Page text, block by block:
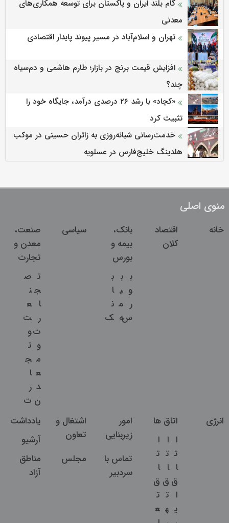
گام بلند ایران و پاکستان برای توسعه همکاری‌های
معدنی
تهران و اسلام‌آباد در مسیر پیوند پایدار اقتصادی
افزایش قیمت برنج در بازار؛ طارم هاشمی و دم‌سیاه
چند؟
«کچاد» با رشد ۲۶ درصدی درآمد، جایگاه خود را
تثبیت کرد
خدمت‌رسانی شبانه‌روزی به زائران حسینی در موکب
هلدینگ خلیج‌فارس در عسلویه
منوی اصلی
خانه
اقتصاد
کلان
بانک،
بیمه و
بورس
ب
و
ر
س
ب
ی
م
ه
ب
ا
ن
ک
سیاسی
صنعت،
معدن و
تجارت
ت
ج
ا
ر
ت
و
م
ع
د
ن
ص
ن
ع
ت
و
ت
ج
ا
ر
ت
انرژی
اتاق ها
ا
ت
ا
ق
ا
ی
ا
ت
ا
ق
ت
ه
ا
ت
ا
ق
ت
ع
امور
زیربنایی
اشتغال و
تعاون
یادداشت
آرشیو
تماس با
سردبیر
مجلس
مناطق
آزاد